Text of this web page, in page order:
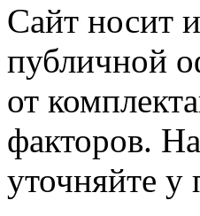
Сайт носит
публичной
от
факторов.
уточняйте у